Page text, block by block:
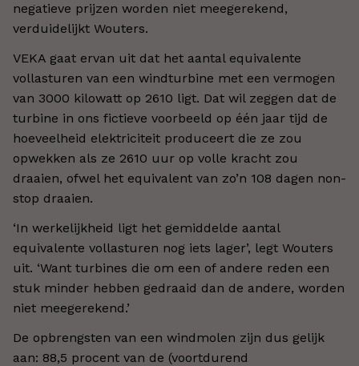
negatieve prijzen worden niet meegerekend,
verduidelijkt Wouters.
VEKA gaat ervan uit dat het aantal equivalente
vollasturen van een windturbine met een vermogen
van 3000 kilowatt op 2610 ligt. Dat wil zeggen dat de
turbine in ons fictieve voorbeeld op één jaar tijd de
hoeveelheid elektriciteit produceert die ze zou
opwekken als ze 2610 uur op volle kracht zou
draaien, ofwel het equivalent van zo’n 108 dagen non-
stop draaien.
‘In werkelijkheid ligt het gemiddelde aantal
equivalente vollasturen nog iets lager’, legt Wouters
uit. ‘Want turbines die om een of andere reden een
stuk minder hebben gedraaid dan de andere, worden
niet meegerekend.’
De opbrengsten van een windmolen zijn dus gelijk
aan: 88,5 procent van de (voortdurend